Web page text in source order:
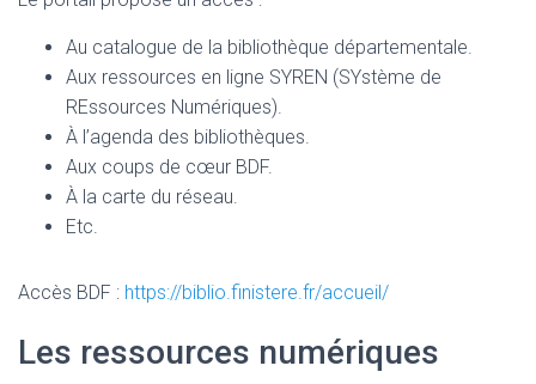
Au catalogue de la bibliothèque départementale.
Aux ressources en ligne SYREN (SYstème de
REssources Numériques).
À l’agenda des bibliothèques.
Aux coups de cœur BDF.
À la carte du réseau.
Etc.
Accès BDF : https://biblio.finistere.fr/accueil/
Les ressources numériques